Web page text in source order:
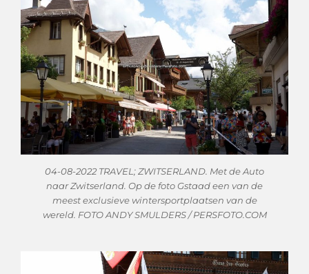
04-08-2022 TRAVEL; ZWITSERLAND. Met de Auto
naar Zwitserland. Op de foto Gstaad een van de
meest exclusieve wintersportplaatsen van de
wereld. FOTO ANDY SMULDERS / PERSFOTO.COM